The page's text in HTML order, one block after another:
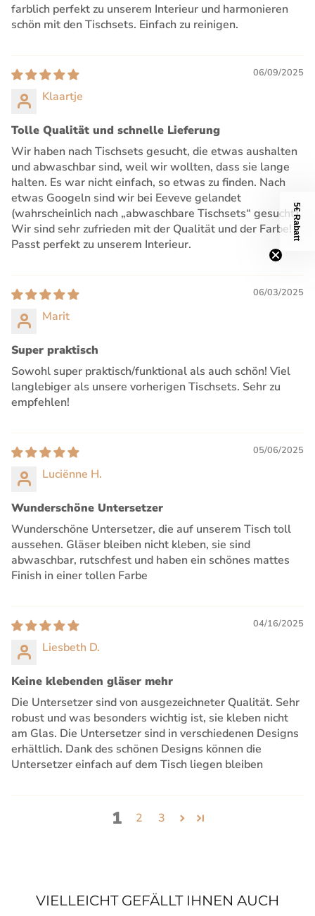
farblich perfekt zu unserem Interieur und harmonieren
schön mit den Tischsets. Einfach zu reinigen.
06/09/2025
Klaartje
Tolle Qualität und schnelle Lieferung
Wir haben nach Tischsets gesucht, die etwas aushalten
und abwaschbar sind, weil wir wollten, dass sie lange
halten. Es war nicht einfach, so etwas zu finden. Nach
etwas Googeln sind wir bei Eeveve gelandet
(wahrscheinlich nach „abwaschbare Tischsets“ gesucht).
Wir sind sehr zufrieden mit der Qualität und der Farbe!
Passt perfekt zu unserem Interieur.
06/03/2025
Marit
Super praktisch
Sowohl super praktisch/funktional als auch schön! Viel
langlebiger als unsere vorherigen Tischsets. Sehr zu
empfehlen!
05/06/2025
Luciënne H.
Wunderschöne Untersetzer
Wunderschöne Untersetzer, die auf unserem Tisch toll
aussehen. Gläser bleiben nicht kleben, sie sind
abwaschbar, rutschfest und haben ein schönes mattes
Finish in einer tollen Farbe
04/16/2025
Liesbeth D.
Keine klebenden gläser mehr
Die Untersetzer sind von ausgezeichneter Qualität. Sehr
robust und was besonders wichtig ist, sie kleben nicht
am Glas. Die Untersetzer sind in verschiedenen Designs
erhältlich. Dank des schönen Designs können die
Untersetzer einfach auf dem Tisch liegen bleiben
1 2 3
VIELLEICHT GEFÄLLT IHNEN AUCH
5€ Rabatt